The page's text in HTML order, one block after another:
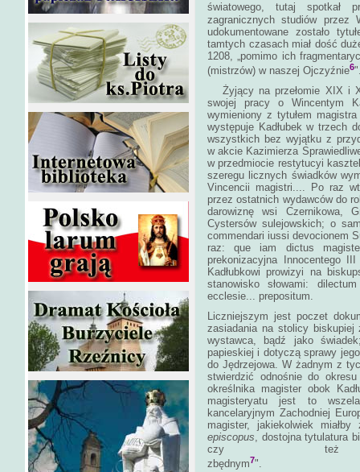
światowego, tutaj spotkał
zagranicznych studiów przez
udokumentowane zostało
tamtych czasach miał dość
1208, „pomimo ich
(mistrzów) w naszej Ojczyźnie6
Żyjący na przełomie XIX i
swojej pracy o Wincentym
wymieniony z tytułem
występuje Kadłubek w trzech
wszystkich bez wyjątku z
w akcie Kazimierza
w przedmiocie restytucyi
szeregu licznych świadków
Vincencii magistri.... Po raz
przez ostatnich wydawców do
darowiznę wsi Czernikowa,
Cystersów sulejowskich; o
commendari iussi devocionem
raz: que iam dictus
prekonizacyjna Innocentego
Kadłubkowi prowizyi na
stanowisko słowami:
ecclesie... prepositum.
Liczniejszym jest poczet
zasiadania na stolicy
wystawca, bądź jako
papieskiej i dotyczą sprawy
do Jędrzejowa. W żadnym z
stwierdzić odnośnie do
określnika magister obok
magisteryatu jest to
kancelaryjnym Zachodniej
magister, jakiekolwiek
episcopus , dostojna tytulatura
czy też
zbędnym7